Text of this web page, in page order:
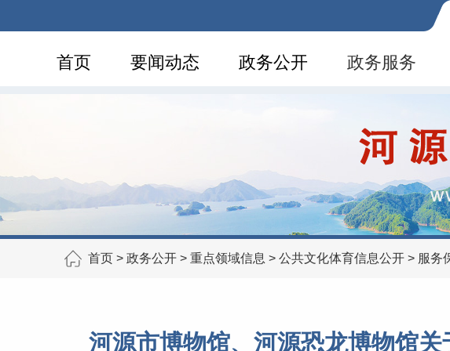
首页 要闻动态 政务公开 政务服务
首页 > 政务公开 > 重点领域信息 > 公共文化体育信息公开 > 服务
河源市博物馆、河源恐龙博物馆